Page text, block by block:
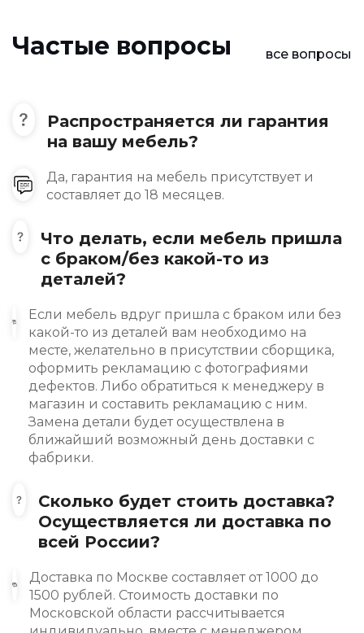
Частые вопросы все вопросы
Распространяется ли гарантия
на вашу мебель?
Да, гарантия на мебель присутствует и
составляет до 18 месяцев.
Что делать, если мебель пришла
с браком/без какой-то из
деталей?
Если мебель вдруг пришла с браком или без
какой-то из деталей вам необходимо на
месте, желательно в присутствии сборщика,
оформить рекламацию с фотографиями
дефектов. Либо обратиться к менеджеру в
магазин и составить рекламацию с ним.
Замена детали будет осуществлена в
ближайший возможный день доставки с
фабрики.
Сколько будет стоить доставка?
Осуществляется ли доставка по
всей России?
Доставка по Москве составляет от 1000 до
1500 рублей. Стоимость доставки по
Московской области рассчитывается